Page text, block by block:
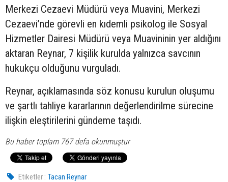
Merkezi Cezaevi Müdürü veya Muavini, Merkezi
Cezaevi’nde görevli en kıdemli psikolog ile Sosyal
Hizmetler Dairesi Müdürü veya Muavininin yer aldığını
aktaran Reynar, 7 kişilik kurulda yalnızca savcının
hukukçu olduğunu vurguladı.
Reynar, açıklamasında söz konusu kurulun oluşumu
ve şartlı tahliye kararlarının değerlendirilme sürecine
ilişkin eleştirilerini gündeme taşıdı.
Bu haber toplam 767 defa okunmuştur
Etiketler : Tacan Reynar